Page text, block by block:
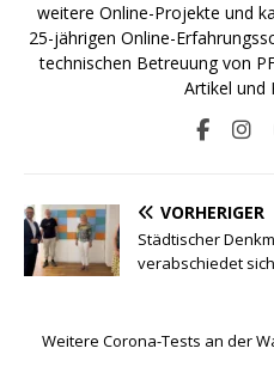
weitere Online-Projekte und
25-jährigen Online-
technischen Betreuung von
Artikel und
VORHERIGER
Städtischer
verabschiedet
Weitere Corona-Tests an der